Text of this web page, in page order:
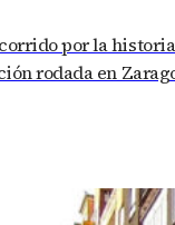
por la
rodada en